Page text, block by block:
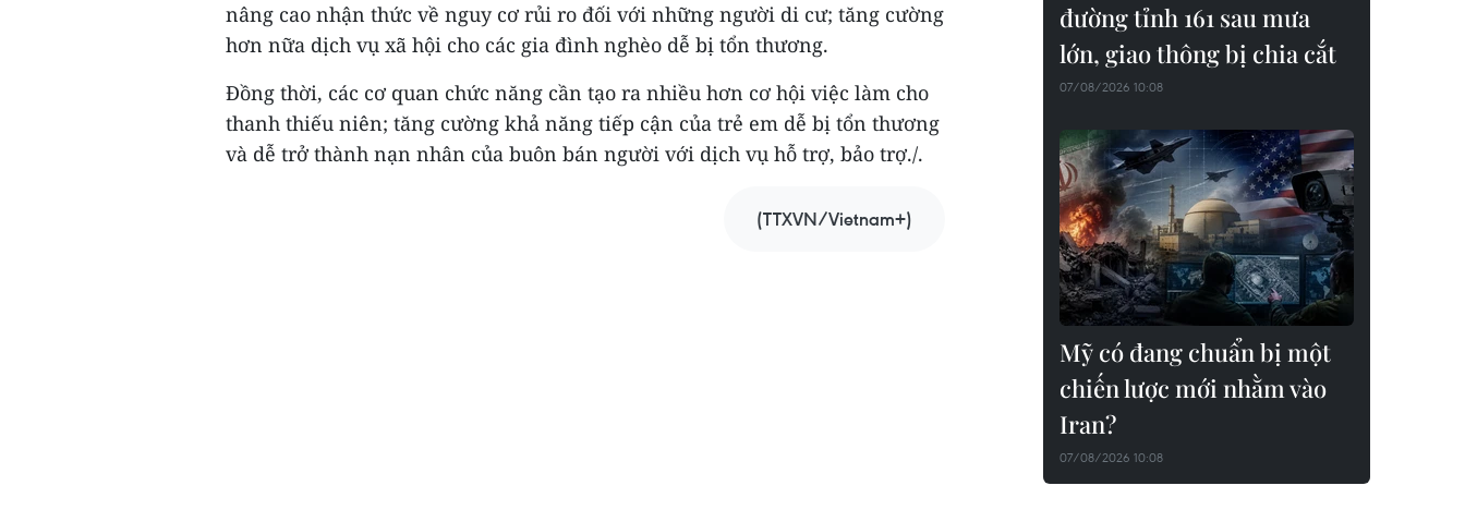
nâng cao nhận thức về nguy cơ rủi ro đối với những người di cư; tăng cường
hơn nữa dịch vụ xã hội cho các gia đình nghèo dễ bị tổn thương.
Đồng thời, các cơ quan chức năng cần tạo ra nhiều hơn cơ hội việc làm cho
thanh thiếu niên; tăng cường khả năng tiếp cận của trẻ em dễ bị tổn thương
và dễ trở thành nạn nhân của buôn bán người với dịch vụ hỗ trợ, bảo trợ./.
(TTXVN/Vietnam+)
đường tỉnh 161 sau mưa
lớn, giao thông bị chia cắt
07/08/2026 10:08
Mỹ có đang chuẩn bị một
chiến lược mới nhằm vào
Iran?
07/08/2026 10:08